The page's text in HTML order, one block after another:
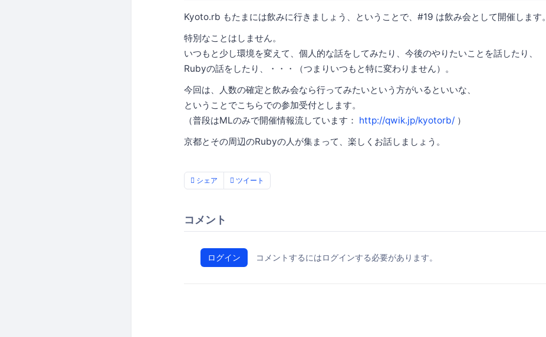
Kyoto.rb もたまには飲みに行きましょう、ということで、#19 は飲み会として開催します。
特別なことはしません。
いつもと少し環境を変えて、個人的な話をしてみたり、今後のやりたいことを話したり、
Rubyの話をしたり、・・・（つまりいつもと特に変わりません）。
今回は、人数の確定と飲み会なら行ってみたいという方がいるといいな、
ということでこちらでの参加受付とします。
（普段はMLのみで開催情報流しています： http://qwik.jp/kyotorb/ ）
京都とその周辺のRubyの人が集まって、楽しくお話しましょう。
シェア ツイート
コメント
ログイン コメントするにはログインする必要があります。